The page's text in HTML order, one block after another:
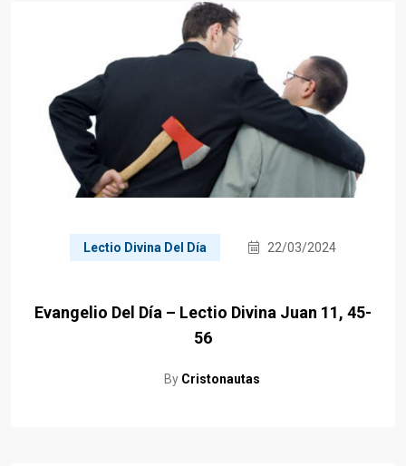
Lectio Divina Del Día 22/03/2024
Evangelio Del Día – Lectio Divina Juan 11, 45-
56
By Cristonautas